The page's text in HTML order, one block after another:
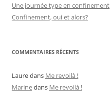
Une journée type en confinement
Confinement, oui et alors?
COMMENTAIRES RÉCENTS
Lauredans Me revoilà !
Marinedans Me revoilà !